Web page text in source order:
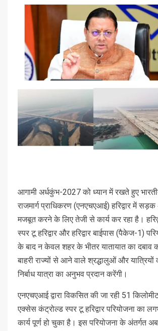
आगामी अर्धकुंभ-2027 को ध्यान में रखते हुए
राजमार्ग प्राधिकरण (एनएचएआई) हरिद्वार में
मजबूत करने के लिए तेजी से कार्य कर रहा है।
स्पर टू हरिद्वार और हरिद्वार बाईपास (पैकेज-1)
के बाद न केवल शहर के भीतर यातायात का दबाव
बाहरी राज्यों से आने वाले श्रद्धालुओं और यात्रियों
निर्बाध यात्रा का अनुभव प्रदान करेंगी।
एनएचएआई द्वारा विकसित की जा रही 51
एक्सेस कंट्रोल्ड स्पर टू हरिद्वार परियोजना का
कार्य पूर्ण हो चुका है। इस परियोजना के अंतर्गत